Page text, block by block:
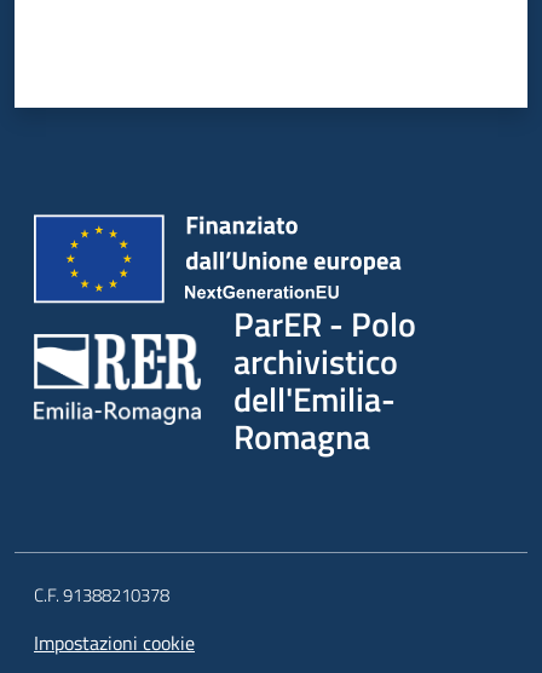
ParER - Polo
archivistico
dell'Emilia-
Romagna
C.F. 91388210378
Impostazioni cookie